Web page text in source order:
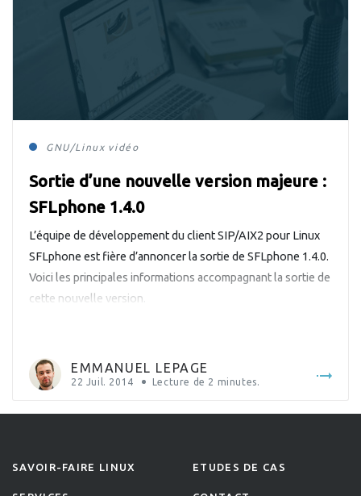
GNU/Linux vidéo
Sortie d’une nouvelle version majeure :
SFLphone 1.4.0
L’équipe de développement du client SIP/AIX2 pour Linux
SFLphone est fière d’annoncer la sortie de SFLphone 1.4.0.
Voici les principales informations accompagnant la sortie de
cette nouvelle version.
EMMANUEL LEPAGE
22 Juil. 2014 Lecture de 2 minutes.
SAVOIR-FAIRE LINUX ETUDES DE CAS